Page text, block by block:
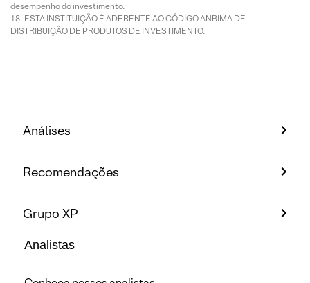
desempenho do investimento.
ESTA INSTITUIÇÃO É ADERENTE AO CÓDIGO ANBIMA DE
DISTRIBUIÇÃO DE PRODUTOS DE INVESTIMENTO.
Análises
Recomendações
Grupo XP
Analistas